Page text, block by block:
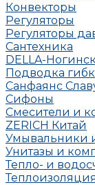
Конвекторы
Регуляторы
Регуляторы
Сантехника
DELLA-Ногинск
Подводка
Санфаянс
Сифоны
Смесители и
ZERICH Китай
Умывальники
Унитазы и
Тепло- и
Теплоизоляция